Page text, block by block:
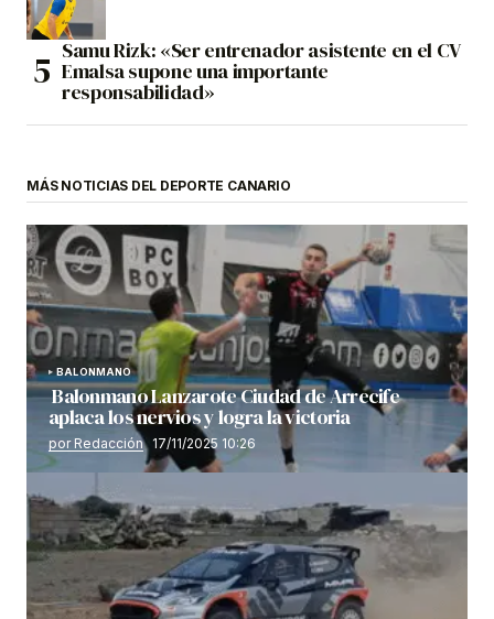
Samu Rizk: «Ser entrenador asistente en el CV
Emalsa supone una importante
responsabilidad»
MÁS NOTICIAS DEL DEPORTE CANARIO
BALONMANO
Balonmano Lanzarote Ciudad de Arrecife
aplaca los nervios y logra la victoria
por Redacción 17/11/2025 10:26